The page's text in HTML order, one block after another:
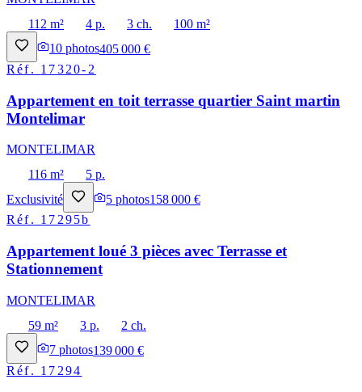
112 m²
4 p. 3 ch.
100 m²
10 photos405 000 €
Réf. 17320-2
Appartement en toit terrasse quartier Saint martin
Montelimar
MONTELIMAR
116 m²
5 p.
Exclusivité
5 photos158 000 €
Réf. 17295b
Appartement loué 3 pièces avec Terrasse et
Stationnement
MONTELIMAR
59 m²
3 p.
2 ch.
7 photos139 000 €
Réf. 17294